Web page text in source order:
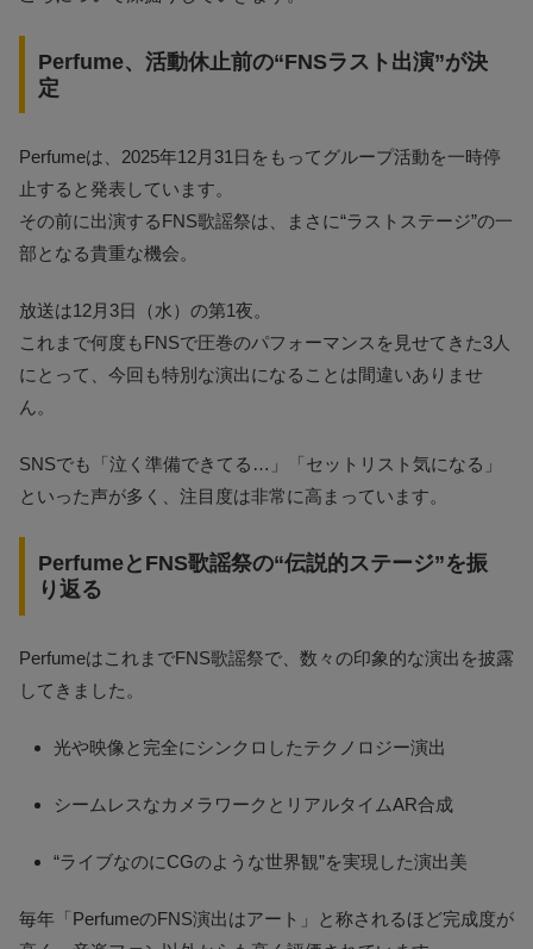
Perfume、活動休止前の“FNSラスト出演”が決
定
Perfumeは、2025年12月31日をもってグループ活動を一時停
止すると発表しています。
その前に出演するFNS歌謡祭は、まさに“ラストステージ”の一
部となる貴重な機会。
放送は12月3日（水）の第1夜。
これまで何度もFNSで圧巻のパフォーマンスを見せてきた3人
にとって、今回も特別な演出になることは間違いありませ
ん。
SNSでも「泣く準備できてる…」「セットリスト気になる」
といった声が多く、注目度は非常に高まっています。
PerfumeとFNS歌謡祭の“伝説的ステージ”を振
り返る
PerfumeはこれまでFNS歌謡祭で、数々の印象的な演出を披露
してきました。
光や映像と完全にシンクロしたテクノロジー演出
シームレスなカメラワークとリアルタイムAR合成
“ライブなのにCGのような世界観”を実現した演出美
毎年「PerfumeのFNS演出はアート」と称されるほど完成度が